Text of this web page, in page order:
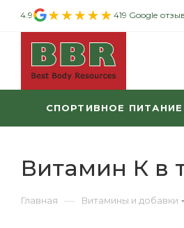
4.9 419 Google
СПОРТИВНОЕ ПИТАНИЕ
Витамин К в
Главная — Витамины и добавки